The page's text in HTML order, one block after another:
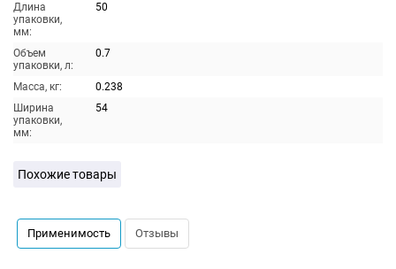
Длина
упаковки,
мм:
50
Объем
упаковки, л:
0.7
Масса, кг:
0.238
Ширина
упаковки,
мм:
54
Похожие товары
Применимость Отзывы